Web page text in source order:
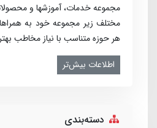
مجموعه خدمات، آموزش­ها و
مختلف زیر مجموعه خود به
هر حوزه متناسب با نیاز مخاطب
اطلاعات بیش‌تر
دسته‌بندی